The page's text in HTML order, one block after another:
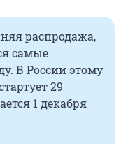
распродажа,
самые
В России этому
29
1 декабря